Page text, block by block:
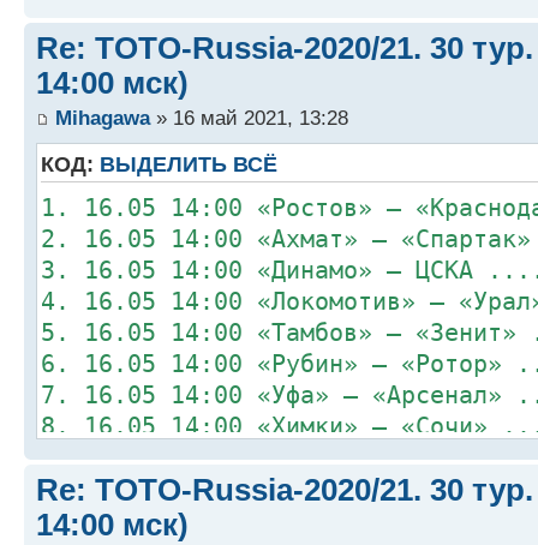
Re: TOTO-Russia-2020/21. 30
14:00 мск)
Mihagawa» 16 май 2021, 13:28
КОД: ВЫДЕЛИТЬ ВСЁ
1. 16.05 14:00 «Ростов» –
2. 16.05 14:00 «Ахмат» –
3. 16.05 14:00 «Динамо» –
4. 16.05 14:00 «Локомотив» –
5. 16.05 14:00 «Тамбов» –
6. 16.05 14:00 «Рубин» –
7. 16.05 14:00 «Уфа» –
8. 16.05 14:00 «Химки» –
Re: TOTO-Russia-2020/21. 30
14:00 мск)